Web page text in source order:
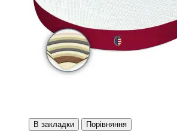
В закладки Порівняння